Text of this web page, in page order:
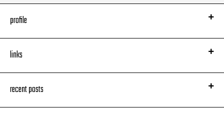
これも良い写真。
profile
links
recent posts